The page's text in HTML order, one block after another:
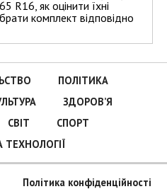
R16, як оцінити їхні
комплект відповідно
ПОЛІТИКА
ЗДОРОВ’Я
СВІТ
СПОРТ
ТЕХНОЛОГІЇ
Політика конфіденційності